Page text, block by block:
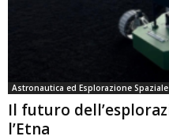
Astronautica ed Esplorazione Spaziale
Il futuro
l’Etna